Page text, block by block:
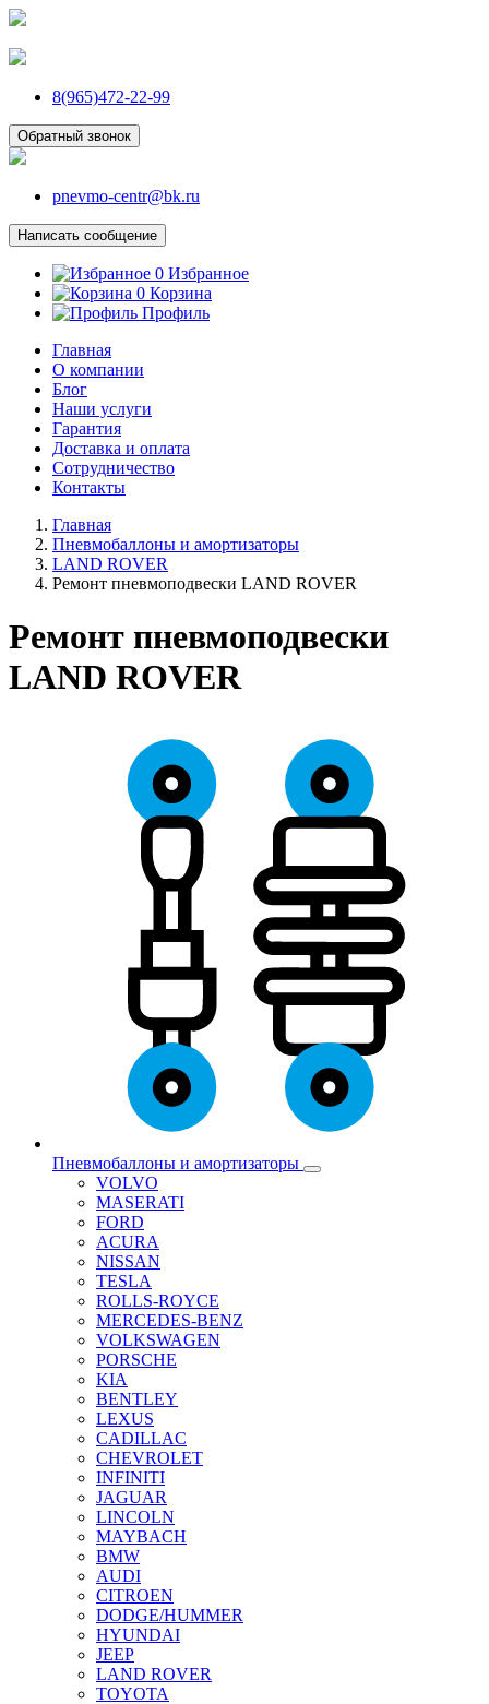
8(965)472-22-99
Обратный звонок
pnevmo-centr@bk.ru
Написать сообщение
0 Избранное
0 Корзина
Профиль
Главная
О компании
Блог
Наши услуги
Гарантия
Доставка и оплата
Сотрудничество
Контакты
Главная
Пневмобаллоны и амортизаторы
LAND ROVER
Ремонт пневмоподвески LAND ROVER
Ремонт пневмоподвески
LAND ROVER
Пневмобаллоны и амортизаторы
VOLVO
MASERATI
FORD
ACURA
NISSAN
TESLA
ROLLS-ROYCE
MERCEDES-BENZ
VOLKSWAGEN
PORSCHE
KIA
BENTLEY
LEXUS
CADILLAC
CHEVROLET
INFINITI
JAGUAR
LINCOLN
MAYBACH
BMW
AUDI
CITROEN
DODGE/HUMMER
HYUNDAI
JEEP
LAND ROVER
TOYOTA